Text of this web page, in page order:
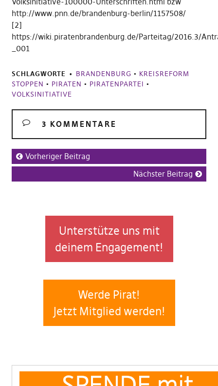
http://www.pnn.de/brandenburg-berlin/1157508/
[2]
https://wiki.piratenbrandenburg.de/Parteitag/2016.3/
_001
SCHLAGWORTE BRANDENBURG • KREISREFORM
STOPPEN • PIRATEN • PIRATENPARTEI •
VOLKSINITIATIVE
3 KOMMENTARE
Vorheriger Beitrag
Nächster Beitrag
Unterstütze uns mit
deinem Engagement!
Werde Pirat!
Jetzt Mitglied werden!